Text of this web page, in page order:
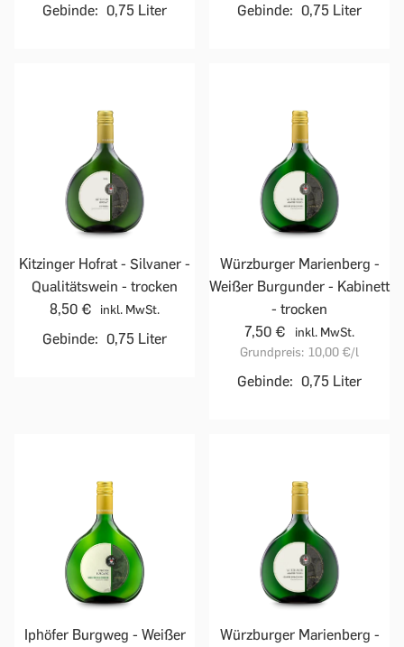
Gebinde: 0,75 Liter Gebinde: 0,75 Liter
Kitzinger Hofrat - Silvaner -
Qualitätswein - trocken
8,50 €
inkl. MwSt.
Gebinde: 0,75 Liter
Würzburger Marienberg -
Weißer Burgunder - Kabinett
- trocken
7,50 €
inkl. MwSt.
Grundpreis: 10,00 €/l
Gebinde: 0,75 Liter
Iphöfer Burgweg - Weißer
Würzburger Marienberg -